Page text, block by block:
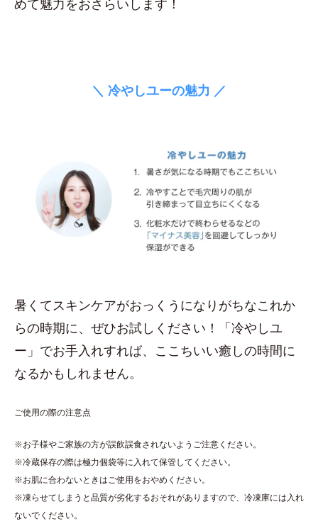
めて魅力をおさらいします！
＼ 冷やしユーの魅力 ／
暑くてスキンケアがおっくうになりがちなこれか
らの時期に、ぜひお試しください！「冷やしユ
ー」でお手入れすれば、ここちいい癒しの時間に
なるかもしれません。
ご使用の際の注意点
※お子様やご家族の方が誤飲誤食されないようご注意ください。
※冷蔵保存の際は極力個袋等に入れて保管してください。
※お肌に合わないときはご使用をおやめください。
※凍らせてしまうと品質が劣化するおそれがありますので、冷凍庫には入れ
ないでください。